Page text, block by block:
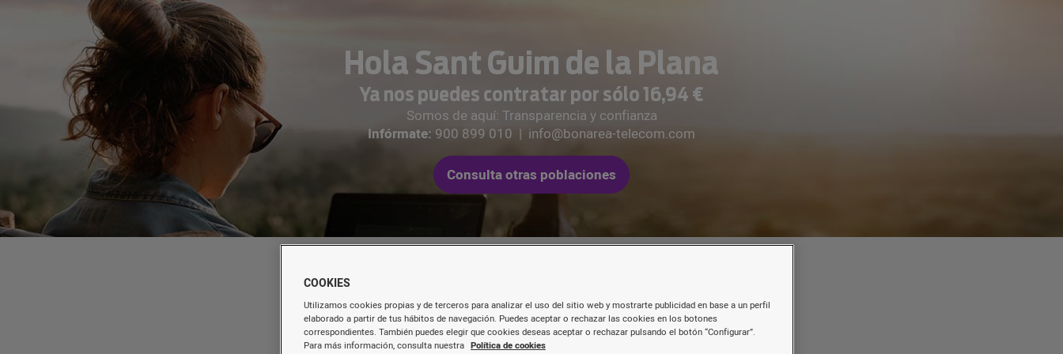
Hola Sant Guim de la Plana
Ya nos puedes contratar por sólo 16,94 €
Somos de aquí: Transparencia y confianza
Infórmate: 900 899 010 | info@bonarea-telecom.com
Consulta otras poblaciones
Les nostres tarifes defibra
COOKIES
Utilizamos cookies propias y de terceros para analizar el uso del sitio web y mostrarte publicidad en base a un perfil
elaborado a partir de tus hábitos de navegación. Puedes aceptar o rechazar las cookies en los botones
correspondientes. También puedes elegir que cookies deseas aceptar o rechazar pulsando el botón “Configurar”.
Para más información, consulta nuestra Política de cookies